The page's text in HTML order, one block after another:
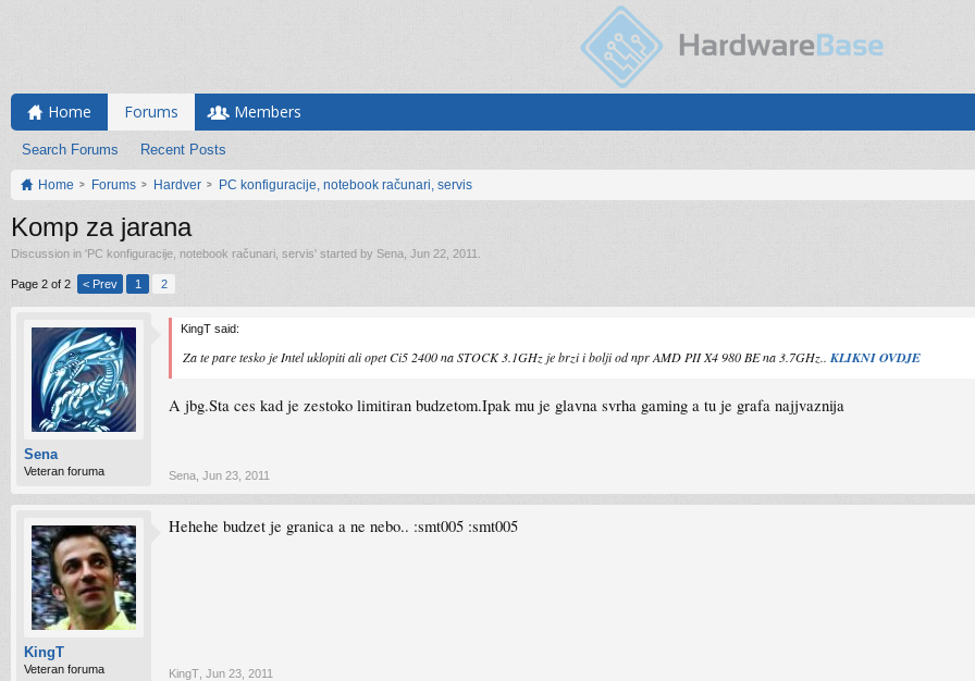
Home Forums
Search Forums Recent Posts
Members
Home Forums Hardver PC konfiguracije, notebook računari, servis
Komp za jarana
Discussion in 'PC konfiguracije, notebook računari, servis' started by Sena Jun 22, 2011
Page 2 of 2 < Prev 1 2
Sena
Veteran foruma
KingT said:
Za te pare tesko je Intel uklopiti ali opet Ci5 2400 na STOCK 3.1GHz je brzi i bolji od npr AMD PII X4 980 BE na 3.7GHz.. KLIKNI OVDJE
A jbg.Sta ces kad je zestoko limitiran budzetom.Ipak mu je glavna svrha gaming a tu je grafa najjvaznija
Sena Jun 23, 2011
KingT
Veteran foruma
Hehehe budzet je granica a ne nebo.. :smt005 :smt005
KingT Jun 23, 2011